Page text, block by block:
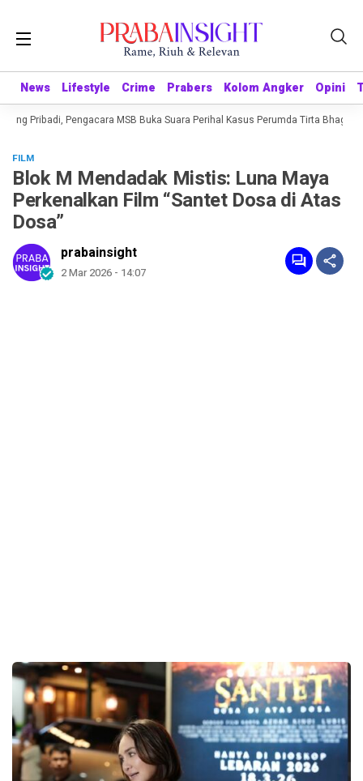
News Lifestyle Crime Prabers Kolom Angker Opini
News Lifestyle Crime Prabers Kolom Angker Opini
Pribadi, Pengacara MSB Buka Suara Perihal Kasus Perumda Tirta Bhagasasi
FILM
Blok M Mendadak Mistis: Luna Maya
Perkenalkan Film “Santet Dosa di Atas
Dosa”
prabainsight
2 Mar 2026 - 14:07